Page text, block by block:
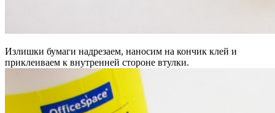
Излишки бумаги надрезаем, наносим на кончик клей и
приклеиваем к внутренней стороне втулки.